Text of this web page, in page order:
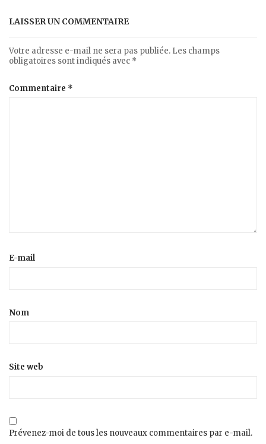
LAISSER UN COMMENTAIRE
Votre adresse e-mail ne sera pas publiée. Les champs
obligatoires sont indiqués avec *
Commentaire *
E-mail
Nom
Site web
Prévenez-moi de tous les nouveaux commentaires par e-mail.